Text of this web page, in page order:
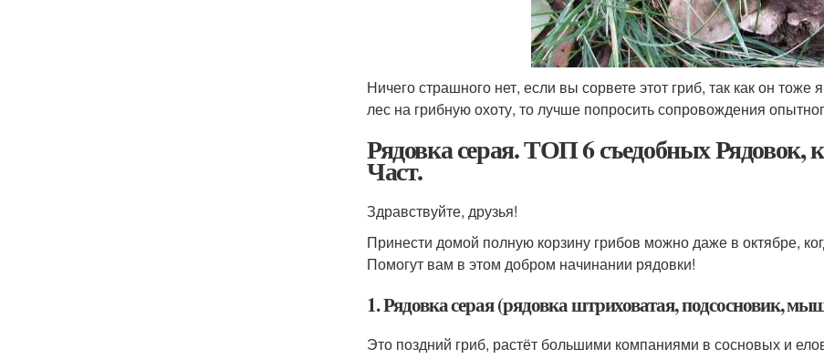
Ничего страшного нет, если вы сорвете этот гриб, так как он
лес на грибную охоту, то лучше попросить сопровождения
Рядовка серая. ТОП 6 съедобных
Част.
Здравствуйте, друзья!
Принести домой полную корзину грибов можно даже в октябре,
Помогут вам в этом добром начинании рядовки!
1. Рядовка серая (рядовка штриховатая, подсосновик,
Это поздний гриб, растёт большими компаниями в сосновых и